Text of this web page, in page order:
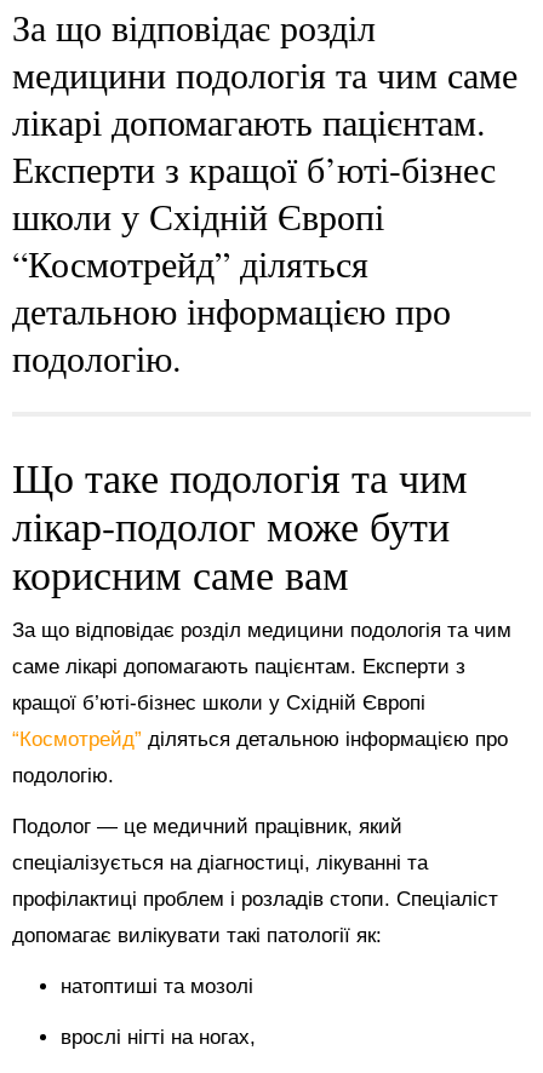
За що відповідає розділ
медицини подологія та чим саме
лікарі допомагають пацієнтам.
Експерти з кращої б’юті-бізнес
школи у Східній Європі
“Космотрейд” діляться
детальною інформацією про
подологію.
Що таке подологія та чим
лікар-подолог може бути
корисним саме вам
За що відповідає розділ медицини подологія та чим
саме лікарі допомагають пацієнтам. Експерти з
кращої б’юті-бізнес школи у Східній Європі
“Космотрейд” діляться детальною інформацією про
подологію.
Подолог — це медичний працівник, який
спеціалізується на діагностиці, лікуванні та
профілактиці проблем і розладів стопи. Спеціаліст
допомагає вилікувати такі патології як:
натоптиші та мозолі
врослі нігті на ногах,